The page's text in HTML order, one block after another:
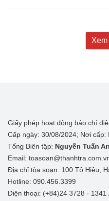
Giấy phép hoạt động báo chí
Cấp ngày: 30/08/2024; Nơi cấp:
Tổng Biên tập: Nguyễn Tuấn
Email:
Địa chỉ tòa soạn: 100 Tô Hiệu,
Hotline: 090.456.3399
Điện thoại: (+84)24 3728 - 1341